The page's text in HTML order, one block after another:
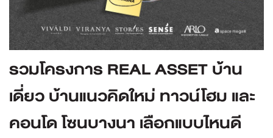
รวมโครงการ REAL ASSET บ้าน
เดี่ยว บ้านแนวคิดใหม่ ทาวน์โฮม และ
คอนโด โซนบางนา เลือกแบบไหนดี